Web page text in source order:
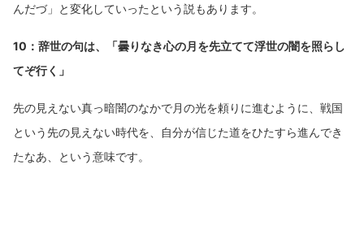
んだづ」と変化していったという説もあります。
10：辞世の句は、「曇りなき心の月を先立てて浮世の闇を照らし
てぞ行く」
先の見えない真っ暗闇のなかで月の光を頼りに進むように、戦国
という先の見えない時代を、自分が信じた道をひたすら進んでき
たなあ、という意味です。